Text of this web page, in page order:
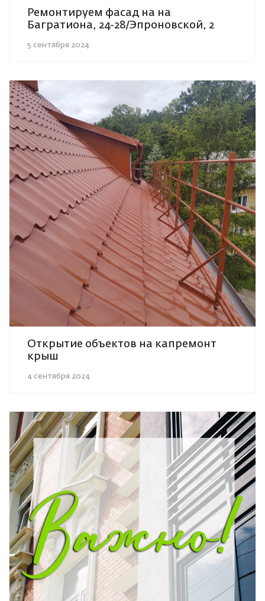
Ремонтируем фасад на на
Багратиона, 24-28/Эпроновской, 2
5 сентября 2024
Открытие объектов на капремонт
крыш
4 сентября 2024